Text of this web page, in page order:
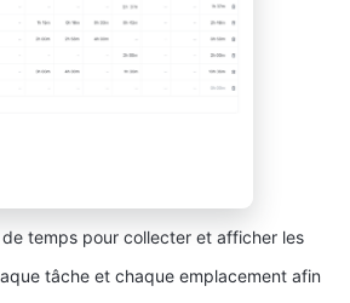
temps pour collecter et afficher les
tâche et chaque emplacement afin